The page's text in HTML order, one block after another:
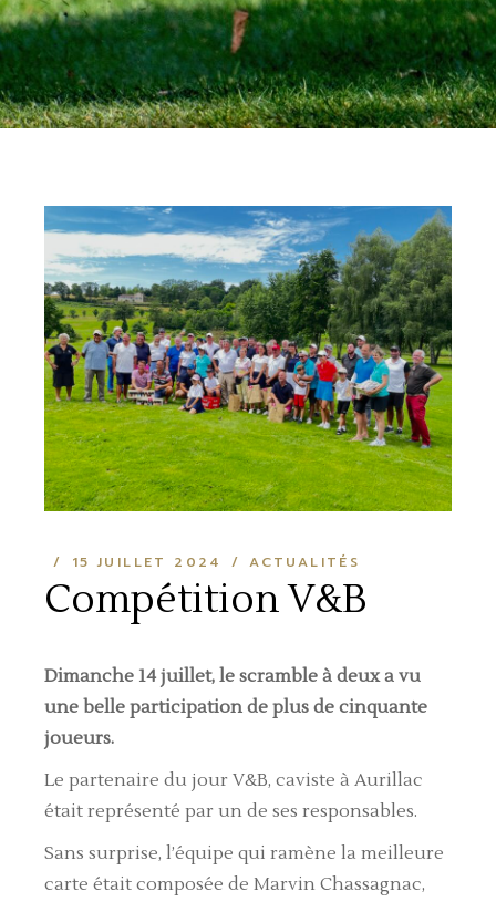
15 JUILLET 2024 ACTUALITÉS
Compétition V&B
Dimanche 14 juillet, le scramble à deux a vu
une belle participation de plus de cinquante
joueurs.
Le partenaire du jour V&B, caviste à Aurillac
était représenté par un de ses responsables.
Sans surprise, l’équipe qui ramène la meilleure
carte était composée de Marvin Chassagnac,